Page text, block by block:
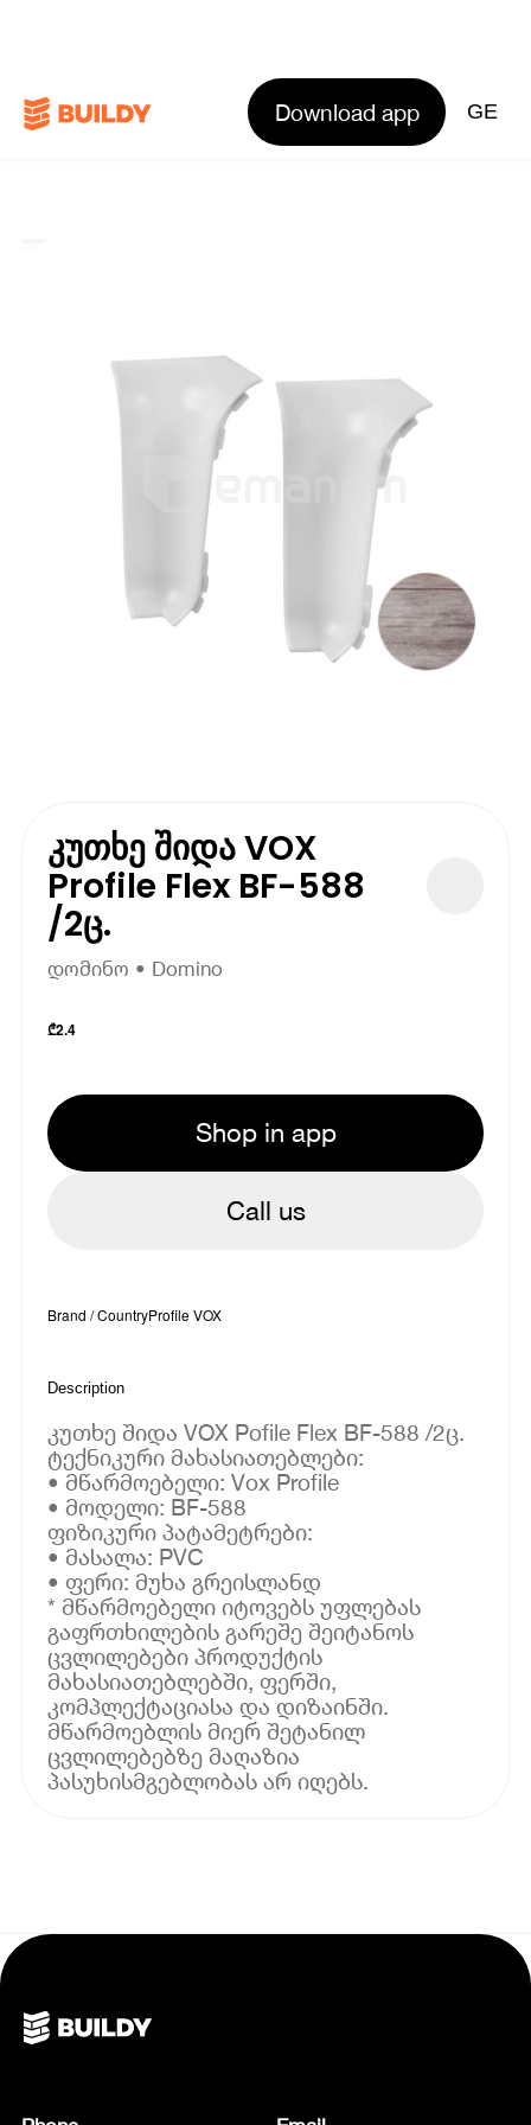
Download app GE
კუთხე შიდა VOX
Profile Flex BF-588
/2ც.
დომინო • Domino
₾2.4
Shop in app
Call us
Brand / CountryProfile VOX
Description
კუთხე შიდა VOX Pofile Flex BF-588 /2ც.
ტექნიკური მახასიათებლები:
• მწარმოებელი: Vox Profile
• მოდელი: BF-588
ფიზიკური პატამეტრები:
• მასალა: PVC
• ფერი: მუხა გრეისლანდ
* მწარმოებელი იტოვებს უფლებას
გაფრთხილების გარეშე შეიტანოს
ცვლილებები პროდუქტის
მახასიათებლებში, ფერში,
კომპლექტაციასა და დიზაინში.
მწარმოებლის მიერ შეტანილ
ცვლილებებზე მაღაზია
პასუხისმგებლობას არ იღებს.